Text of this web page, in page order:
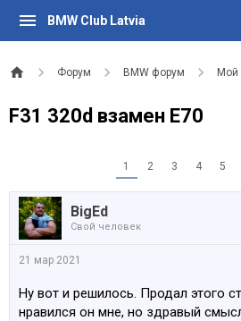
BMW Club Latvia
Форум BMW форум Мой
F31 320d взамен E70
1 2 3 4 5
BigEd
Свой человек
21 мар 2021
Ну вот и решилось. Продал этого
нравился он мне, но здравый